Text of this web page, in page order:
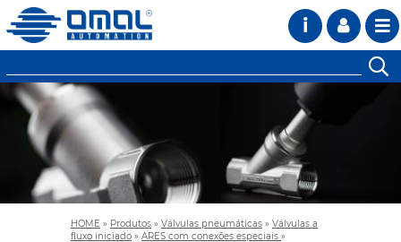
i
HOME » Produtos » Válvulas pneumáticas » Válvulas a
fluxo iniciado » ARES com conexões especiais »